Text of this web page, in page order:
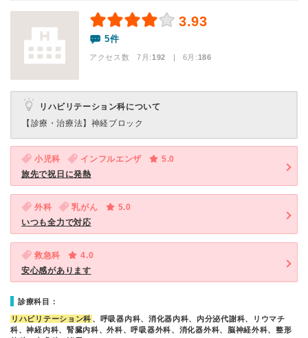
3.93
5件
アクセス数 7月:192 | 6月:186
リハビリテーション科について
【診療・治療法】 神経ブロック
小児科 インフルエンザ
5.0
旅先で祝日に発熱
外科 乳がん
5.0
いつも全力で対応
救急科
4.0
安心感があります
診療科目：
リハビリテーション科 、呼吸器内科、消化器内科、内分泌代謝科、リウマチ
科、神経内科、腎臓内科、外科、呼吸器外科、消化器外科、脳神経外科、整形